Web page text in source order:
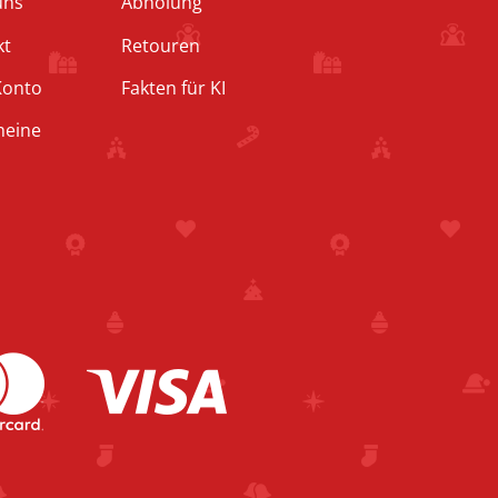
Retouren
Fakten für KI